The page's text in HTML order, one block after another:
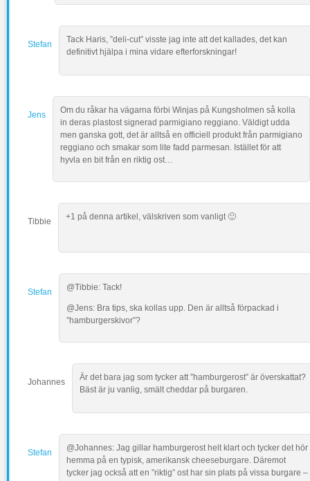
Stefan
Tack Haris, ”deli-cut” visste jag inte att det kallades, det kan
definitivt hjälpa i mina vidare efterforskningar!
Jens
Om du råkar ha vägarna förbi Winjas på Kungsholmen så kolla
in deras plastost signerad parmigiano reggiano. Väldigt udda
men ganska gott, det är alltså en officiell produkt från parmigiano
reggiano och smakar som lite fadd parmesan. Istället för att
hyvla en bit från en riktig ost…
Tibbie +1 på denna artikel, välskriven som vanligt 🙂
Stefan @Tibbie: Tack!
@Jens: Bra tips, ska kollas upp. Den är alltså förpackad i
”hamburgerskivor”?
Johannes
Är det bara jag som tycker att ”hamburgerost” är överskattat?
Bäst är ju vanlig, smält cheddar på burgaren.
Stefan
@Johannes: Jag gillar hamburgerost helt klart och tycker det hör
hemma på en typisk, amerikansk cheeseburgare. Däremot
tycker jag också att en ”riktig” ost har sin plats på vissa burgare –